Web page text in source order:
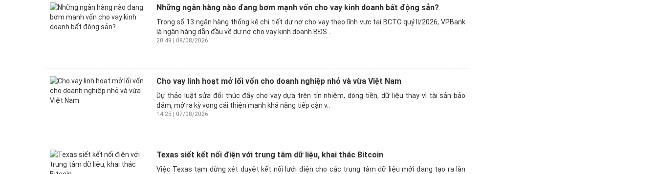
Những ngân hàng nào đang bơm mạnh vốn cho vay kinh doanh bất động sản?
Trong số 13 ngân hàng thống kê chi tiết dư nợ cho vay theo lĩnh vực tại BCTC quý II/2026, VPBank
là ngân hàng dẫn đầu về dư nợ cho vay kinh doanh BĐS ..
20:49 | 08/08/2026
Cho vay linh hoạt mở lối vốn cho doanh nghiệp nhỏ và vừa Việt Nam
Dự thảo luật sửa đổi thúc đẩy cho vay dựa trên tín nhiệm, dòng tiền, dữ liệu thay vì tài sản bảo
đảm, mở ra kỳ vọng cải thiện mạnh khả năng tiếp cận v..
14:25 | 07/08/2026
Texas siết kết nối điện với trung tâm dữ liệu, khai thác Bitcoin
Việc Texas tạm dừng xét duyệt kết nối lưới điện cho các trung tâm dữ liệu mới đang tạo ra làn